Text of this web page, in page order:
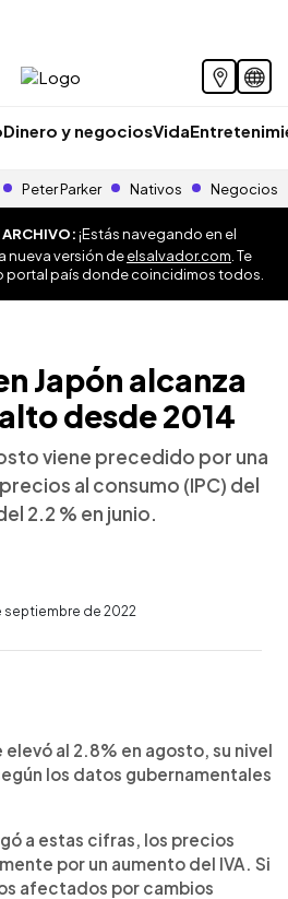
Dinero y negociosVida
Peter Parker Nativos Negocios
¡Estás navegando en el
nueva versión deelsalvador.com . Te
portal país donde coincidimos todos.
Japón alcanza
desde 2014
viene precedido por una
al consumo (IPC) del
2.2 % en junio.
septiembre de 2022
elevó al 2.8% en agosto, su nivel
los datos gubernamentales
a estas cifras, los precios
por un aumento del IVA. Si
afectados por cambios